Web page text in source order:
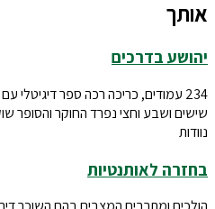
אותך
יהושע בדרכים
שישים ושבע וחצי נפרד החוקר והסופר
נוודות
בחזרה לאותנטיות